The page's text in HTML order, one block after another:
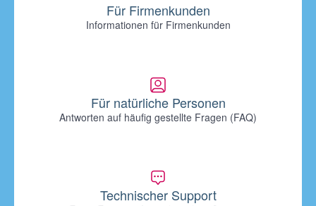
Für Firmenkunden
Informationen für Firmenkunden
Für natürliche Personen
Antworten auf häufig gestellte Fragen (FAQ)
Technischer Support